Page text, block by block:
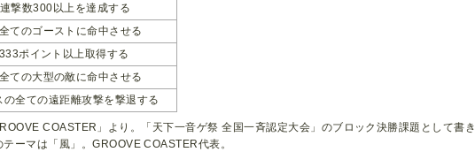
撃数300以上を達成する
てのゴーストに命中させる
ポイント以上取得する
ての大型の敵に命中させる
の全ての遠距離攻撃を撃退する
COASTER」より。「天下一音ゲ祭 全国一斉認定大会」のブロック決勝課題として書
ーマは「風」。GROOVE COASTER代表。